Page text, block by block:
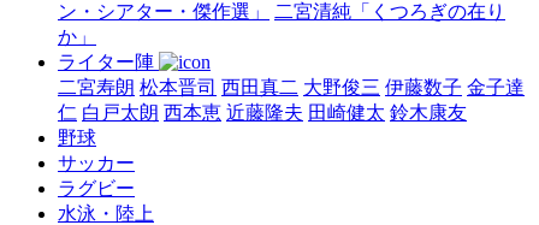
ン・シアター・傑作選」
二宮清純「くつろぎの在り
か」
ライター陣
二宮寿朗 松本晋司 西田真二 大野俊三 伊藤数子 金子達
仁 白戸太朗 西本恵 近藤隆夫 田崎健太 鈴木康友
野球
サッカー
ラグビー
水泳・陸上